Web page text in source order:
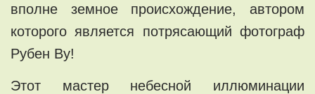
вполне земное происхождение, автором
которого является потрясающий фотограф
Рубен Ву!
Этот мастер небесной иллюминации